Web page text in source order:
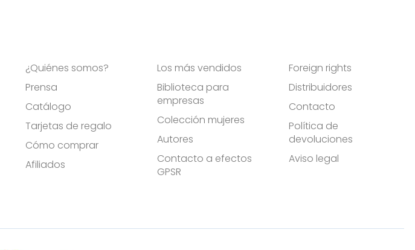
¿Quiénes somos?
Prensa
Catálogo
Tarjetas de regalo
Cómo comprar
Afiliados
Los más vendidos
Biblioteca para
empresas
Colección mujeres
Autores
Contacto a efectos
GPSR
Foreign rights
Distribuidores
Contacto
Política de
devoluciones
Aviso legal